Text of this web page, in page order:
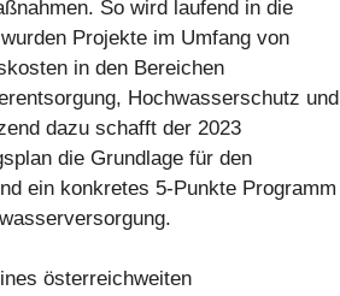
So wird laufend in die
Projekte im Umfang von
in den Bereichen
Hochwasserschutz und
dazu schafft der 2023
die Grundlage für den
ein konkretes 5-Punkte Programm
österreichweiten